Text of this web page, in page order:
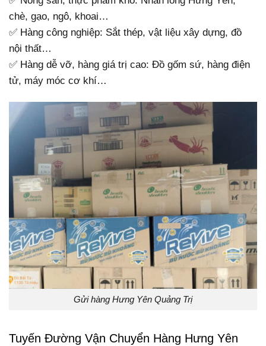
chè, gạo, ngô, khoai…
✅ Hàng công nghiệp: Sắt thép, vật liệu xây dựng, đồ
nội thất…
✅ Hàng dễ vỡ, hàng giá trị cao: Đồ gốm sứ, hàng điện
tử, máy móc cơ khí…
Gửi hàng Hưng Yên Quảng Trị
Tuyến Đường Vận Chuyển Hàng Hưng Yên